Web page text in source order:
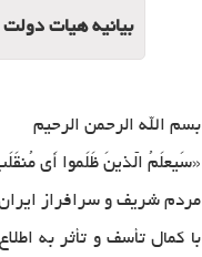
‌بیانیه هیات
بسم الله الرحمن الرحیم
«سَیعلَمُ الّذینَ ظَلَموا أَی
مردم شریف و سرافراز
با کمال تأسف و تأثر به